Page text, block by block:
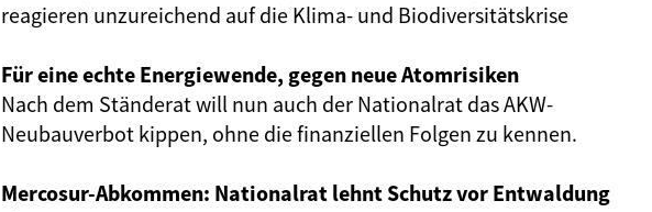
reagieren unzureichend auf die Klima- und Biodiversitätskrise
Für eine echte Energiewende, gegen neue Atomrisiken
Nach dem Ständerat will nun auch der Nationalrat das AKW-
Neubauverbot kippen, ohne die finanziellen Folgen zu kennen.
Mercosur-Abkommen: Nationalrat lehnt Schutz vor Entwaldung